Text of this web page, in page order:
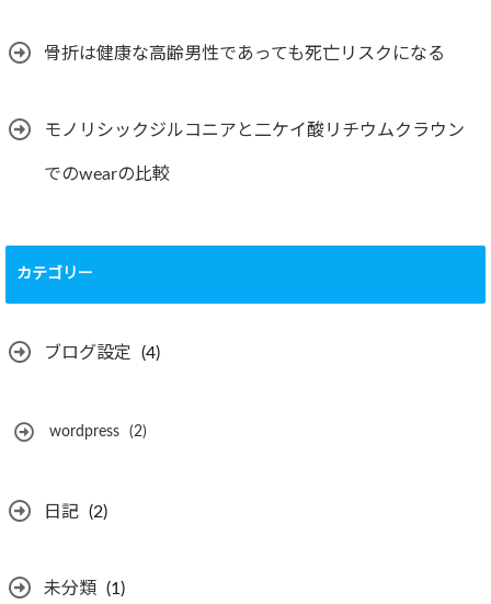
骨折は健康な高齢男性であっても死亡リスクになる
モノリシックジルコニアと二ケイ酸リチウムクラウン
でのwearの比較
カテゴリー
ブログ設定 (4)
wordpress (2)
日記 (2)
未分類 (1)